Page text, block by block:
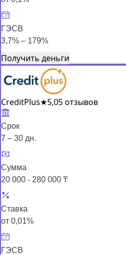
ГЭСВ
3,7% – 179%
Получить деньги
CreditPlus★5,05 отзывов
Срок
7 – 30 дн.
Сумма
20 000 - 280 000 ₸
Ставка
от 0,01%
ГЭСВ